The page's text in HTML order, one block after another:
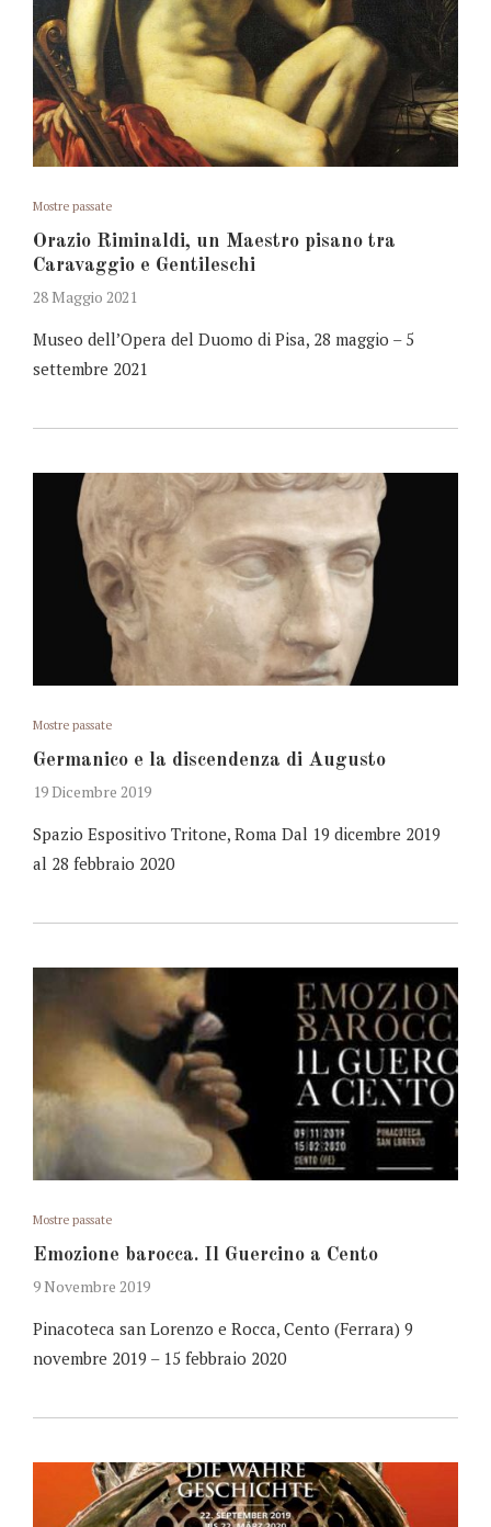
Mostre passate
Orazio Riminaldi, un Maestro pisano tra
Caravaggio e Gentileschi
28 Maggio 2021
Museo dell’Opera del Duomo di Pisa, 28 maggio – 5
settembre 2021
Mostre passate
Germanico e la discendenza di Augusto
19 Dicembre 2019
Spazio Espositivo Tritone, Roma Dal 19 dicembre 2019
al 28 febbraio 2020
Mostre passate
Emozione barocca. Il Guercino a Cento
9 Novembre 2019
Pinacoteca san Lorenzo e Rocca, Cento (Ferrara) 9
novembre 2019 – 15 febbraio 2020